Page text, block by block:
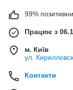
99%
Працює з
м. Київ
ул.
Контакти